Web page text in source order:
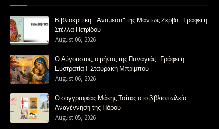
Βιβλιοκριτική: "Ανάμεσα" της Μαντώς Ζέρβα | Γράφει η
Στέλλα Πετρίδου
August 06, 2026
Ο Αύγουστος, ο μήνας της Παναγιάς | Γράφει η
Ευστρατία Ι. Σταυράκη Μπρίμπου
August 06, 2026
Ο συγγραφέας Μάκης Τσίτας στο βιβλιοπωλείο
Αναγέννηση της Πάρου
August 05, 2026